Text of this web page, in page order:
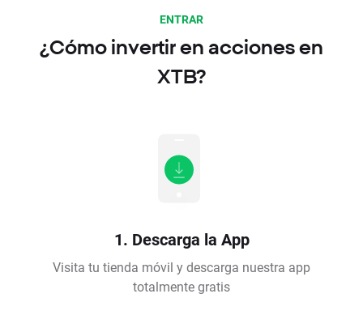
ENTRAR
¿Cómo invertir en acciones en
XTB?
1. Descarga la App
Visita tu tienda móvil y descarga nuestra app
totalmente gratis